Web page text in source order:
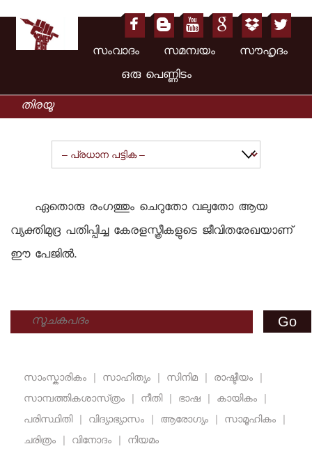
സംവാദം സമന്വയം സൗഹൃദം
ഒരു പെണ്ണിടം
ഏതൊരു രംഗത്തും ചെറുതോ വലുതോ ആയ
വ്യക്തിമുദ്ര പതിപ്പിച്ച കേരളസ്ത്രീകളുടെ ജീവിതരേഖയാണ്
ഈ പേജില്‍.
സാംസ്കാരികം | സാഹിത്യം | സിനിമ | രാഷ്ടീയം |
സാമ്പത്തികശാസ്‌ത്രം | നീതി | ഭാഷ | കായികം |
പരിസ്ഥിതി | വിദ്യാഭ്യാസം | ആരോഗ്യം | സാമൂഹികം |
ചരിത്രം | വിനോദം | നിയമം